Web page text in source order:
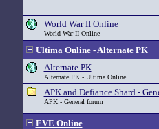
World War II Online
World War II Online
Ultima Online - Alternate PK
Alternate PK
Alternate PK - Ultima Online
APK and Defiance Shard -
APK - General forum
EVE Online